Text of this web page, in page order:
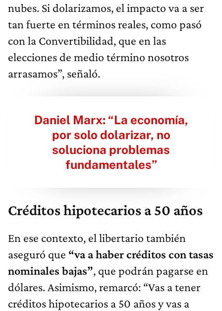
nubes. Si dolarizamos, el impacto va a ser
tan fuerte en términos reales, como pasó
con la Convertibilidad, que en las
elecciones de medio término nosotros
arrasamos”, señaló.
Daniel Marx: “La economía,
por solo dolarizar, no
soluciona problemas
fundamentales”
Créditos hipotecarios a 50 años
En ese contexto, el libertario también
aseguró que “va a haber créditos con tasas
nominales bajas”, que podrán pagarse en
dólares. Asimismo, remarcó: “Vas a tener
créditos hipotecarios a 50 años y vas a